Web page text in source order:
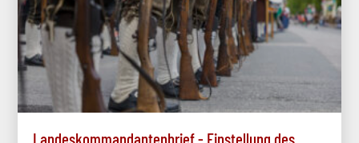
Landeskommandantenbrief - Einstellung des